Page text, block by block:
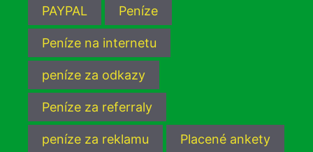
PAYPAL Peníze
Peníze na internetu
peníze za odkazy
Peníze za referraly
peníze za reklamu Placené ankety